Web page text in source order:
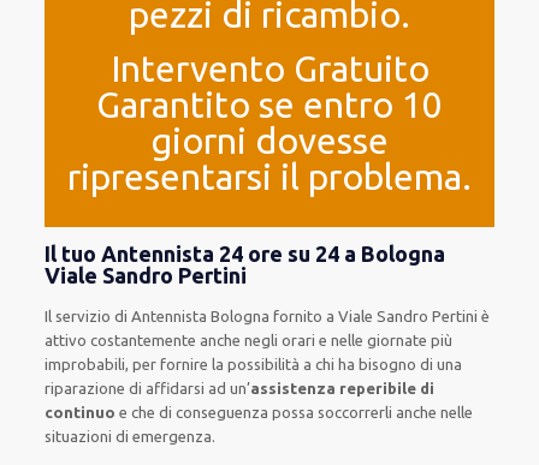
pezzi di ricambio.
Intervento Gratuito
Garantito se entro 10
giorni dovesse
ripresentarsi il problema.
Il tuo Antennista 24 ore su 24 a Bologna
Viale Sandro Pertini
Il servizio di Antennista Bolognafornito a Viale Sandro Pertini è
attivo costantemente anchenegli orari e nelle giornate più
improbabili, perfornire la possibilità a chi ha bisogno di una
riparazione di affidarsi ad un’assistenza reperibile di
continuo e chedi conseguenza possa soccorrerli anchenelle
situazioni di emergenza.